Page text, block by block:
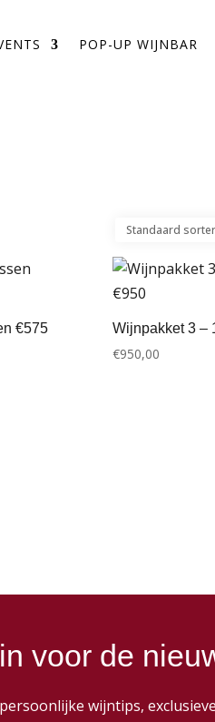
POP-UP WIJNBAR
€575 Wijnpakket 3 –
€950,00
voor de
wijntips,